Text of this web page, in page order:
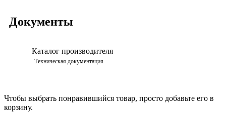
Документы
Каталог производителя
Техническая документация
Чтобы выбрать понравившийся товар, просто добавьте его в
корзину.